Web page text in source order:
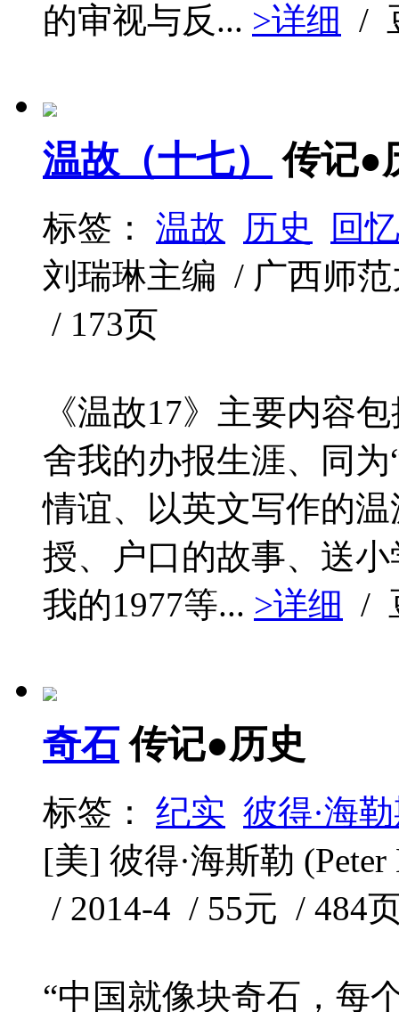
的审视与反... >详细 /
温故（十七） 传记●
标签： 温故 历史
回
刘瑞琳主编 / 广西师
/ 173页
《温故17》主要内容
舍我的办报生涯、同
情谊、以英文写作的
授、户口的故事、送
我的1977等... >详细 /
奇石 传记●历史
标签： 纪实 彼得·海
[美] 彼得·海斯勒
/ 2014-4 / 55元 / 484
“中国就像块奇石，每